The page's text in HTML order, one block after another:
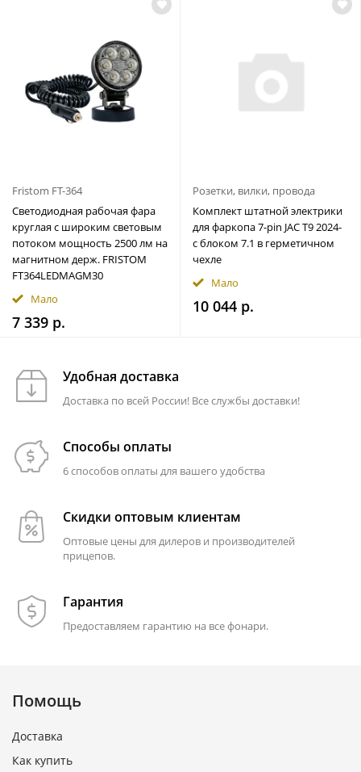
Fristom FT-364
Светодиодная рабочая фара
круглая с широким световым
потоком мощность 2500 лм на
магнитном держ. FRISTOM
FT364LEDMAGM30
Мало
7 339 р.
Розетки, вилки, провода
Комплект штатной электрики
для фаркопа 7-pin JAC T9 2024-
с блоком 7.1 в герметичном
чехле
Мало
10 044 р.
Удобная доставка
Доставка по всей России! Все службы доставки!
Способы оплаты
6 способов оплаты для вашего удобства
Скидки оптовым клиентам
Оптовые цены для дилеров и производителей
прицепов.
Гарантия
Предоставляем гарантию на все фонари.
Помощь
Доставка
Как купить